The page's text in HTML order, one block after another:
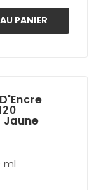
PANIER
Jaune
ml